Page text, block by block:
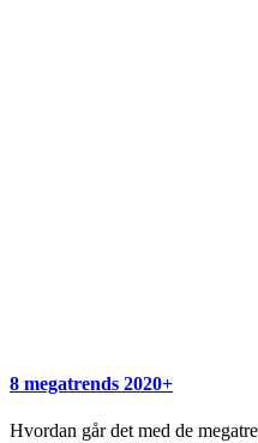
8 megatrends 2020+
Hvordan går det med de